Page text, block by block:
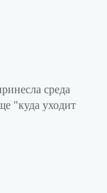
среда
"куда уходит